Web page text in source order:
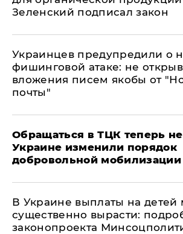
Зеленский подписал закон
Украинцев предупредили о
фишинговой атаке: не
вложения писем якобы от
почты"
Обращаться в ТЦК теперь
Украине изменили порядок
добровольной мобилизации
В Украине выплаты на детей
существенно вырасти:
законопроекта